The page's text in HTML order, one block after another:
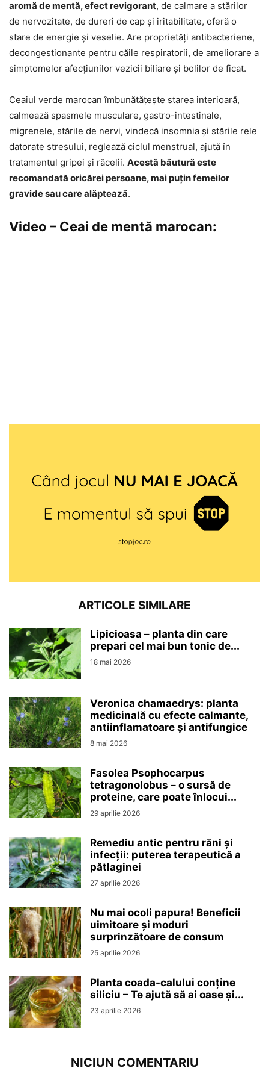
aromă de mentă, efect revigorant, de calmare a stărilor
de nervozitate, de dureri de cap și iritabilitate, oferă o
stare de energie și veselie. Are proprietăți antibacteriene,
decongestionante pentru căile respiratorii, de ameliorare a
simptomelor afecțiunilor vezicii biliare și bolilor de ficat.
Ceaiul verde marocan îmbunătățește starea interioară,
calmează spasmele musculare, gastro-intestinale,
migrenele, stările de nervi, vindecă insomnia și stările rele
datorate stresului, reglează ciclul menstrual, ajută în
tratamentul gripei și răcelii. Acestă băutură este
recomandată oricărei persoane, mai puțin femeilor
gravide sau care alăptează.
Video – Ceai de mentă marocan:
ARTICOLE SIMILARE
Lipicioasa – planta din care
prepari cel mai bun tonic de...
18 mai 2026
Veronica chamaedrys: planta
medicinală cu efecte calmante,
antiinflamatoare și antifungice
8 mai 2026
Fasolea Psophocarpus
tetragonolobus – o sursă de
proteine, care poate înlocui...
29 aprilie 2026
Remediu antic pentru răni și
infecții: puterea terapeutică a
pătlaginei
27 aprilie 2026
Nu mai ocoli papura! Beneficii
uimitoare și moduri
surprinzătoare de consum
25 aprilie 2026
Planta coada-calului conține
siliciu – Te ajută să ai oase și...
23 aprilie 2026
NICIUN COMENTARIU